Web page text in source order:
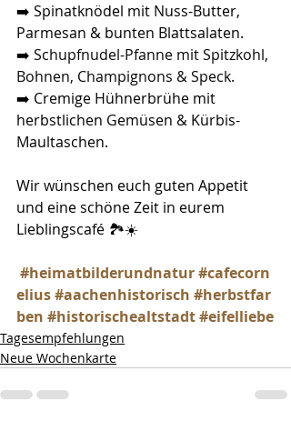
➡️ Spinatknödel mit Nuss-Butter,
Parmesan & bunten Blattsalaten.
➡️ Schupfnudel-Pfanne mit Spitzkohl,
Bohnen, Champignons & Speck.
➡️ Cremige Hühnerbrühe mit
herbstlichen Gemüsen & Kürbis-
Maultaschen.
Wir wünschen euch guten Appetit
und eine schöne Zeit in eurem
Lieblingscafé 🏞️☀️
#heimatbilderundnatur#cafecorn
elius#aachenhistorisch #herbstfar
ben #historischealtstadt#eifelliebe
Tagesempfehlungen
Neue Wochenkarte